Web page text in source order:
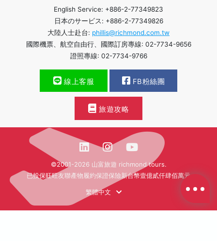
English Service: +886-2-77349823
日本のサービス: +886-2-77349826
大陸人士赴台: phillis@richmond.com.tw
國際機票、航空自由行、國際訂房專線: 02-7734-9656
證照專線: 02-7734-9766
線上客服 FB粉絲團
旅遊攻略
©2001-2026 山富旅遊 richmond tours.
已投保旺旺友聯產物履約保證保險新台幣壹億貳仟肆佰萬元
繁體中文